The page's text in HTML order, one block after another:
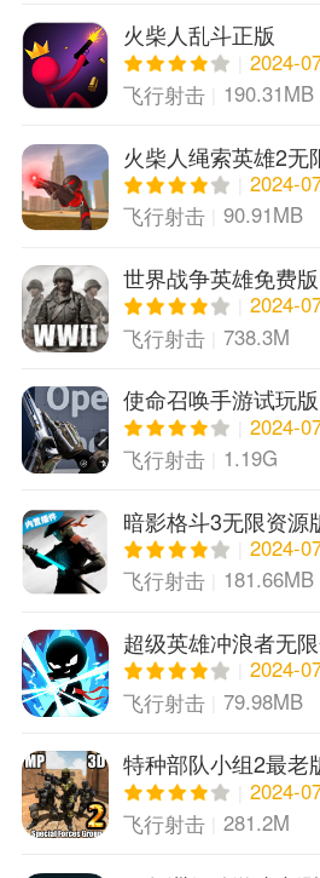
火柴人乱斗正版
2024-
飞行射击
190.31MB
火柴人绳索英雄2无
免费版
2024-
飞行射击
90.91MB
世界战争英雄免费版
2024-
飞行射击
738.3M
使命召唤手游试玩版
2024-
飞行射击
1.19G
暗影格斗3无限资源
2024-
飞行射击
181.66MB
超级英雄冲浪者无
2024-
飞行射击
79.98MB
特种部队小组2最老
2024-
飞行射击
281.2M